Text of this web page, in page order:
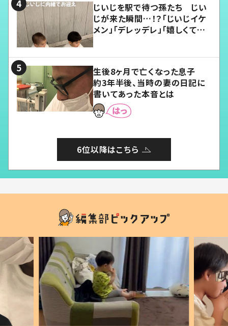
じいじを駅で待つ孫たち じい
じが来た瞬間…！？「じいじイケ
メン」「デレッデレ」「嬉しくて可
生後8ヶ月で亡くなった息子
約3年半後、当時の妻の日記に
書いてあった本音とは
6位以降はこちら